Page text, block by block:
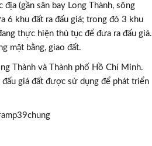
(gần sân bay Long Thành, sông
6 khu đất ra đấu giá; trong đó 3 khu
thực hiện thủ tục để đưa ra đấu giá.
mặt bằng, giao đất.
Thành và Thành phố Hồ Chí Minh.
giá đất được sử dụng để phát triển